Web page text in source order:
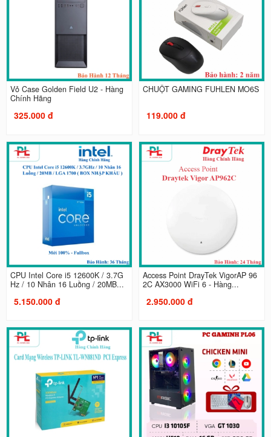
Vỏ Case Golden Field U2 - Hàng
Chính Hãng
325.000 đ
CHUỘT GAMING FUHLEN MO6S
119.000 đ
CPU Intel Core i5 12600K / 3.7G
Hz / 10 Nhân 16 Luồng / 20MB...
5.150.000 đ
Access Point DrayTek VigorAP 96
2C AX3000 WiFi 6 - Hàng...
2.950.000 đ